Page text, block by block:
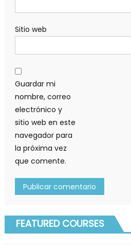
Sitio web
Guardar mi
nombre, correo
electrónico y
sitio web en este
navegador para
la próxima vez
que comente.
FEATURED COURSES